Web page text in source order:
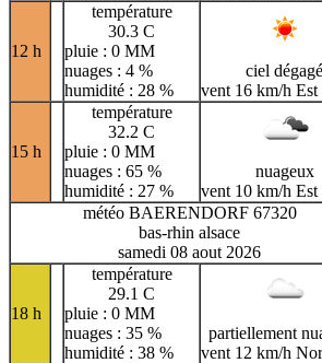
12 h
température
30.3 C
pluie : 0 MM
nuages : 4 %
humidité : 28 %
ciel dégagé
vent 16 km/h Est
15 h
température
32.2 C
pluie : 0 MM
nuages : 65 %
humidité : 27 %
nuageux
vent 10 km/h Est
météo BAERENDORF 67320
bas-rhin alsace
samedi 08 aout 2026
18 h
température
29.1 C
pluie : 0 MM
nuages : 35 %
humidité : 38 %
partiellement
vent 12 km/h